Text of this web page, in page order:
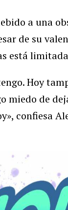
a una
de su
está
Hoy
miedo de
confiesa